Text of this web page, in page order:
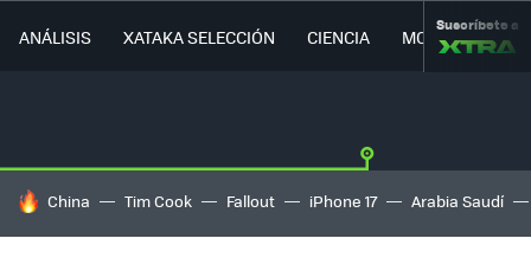
ANÁLISIS XATAKA SELECCIÓN CIENCIA MOVILIDAD
Suscríbete a
HOY SE HABLA DE
China Tim Cook Fallout iPhone 17 Arabia Saudí